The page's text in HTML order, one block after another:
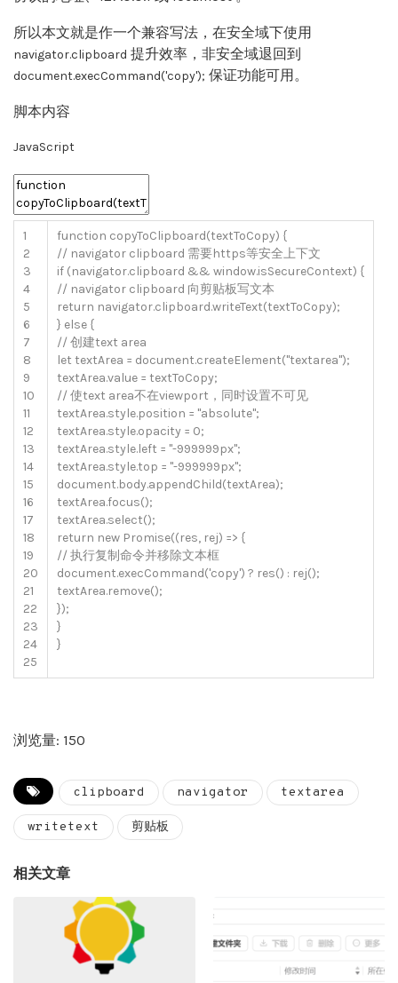
所以本文就是作一个兼容写法，在安全域下使用
navigator.clipboard 提升效率，非安全域退回到
document.execCommand('copy'); 保证功能可用。
脚本内容
JavaScript
1
2
3
4
5
6
7
8
9
10
11
12
13
14
15
16
17
18
19
20
21
22
23
24
25
function copyToClipboard(textToCopy) {
// navigator clipboard 需要https等安全上下文
if (navigator.clipboard && window.isSecureContext) {
// navigator clipboard 向剪贴板写文本
return navigator.clipboard.writeText(textToCopy);
} else {
// 创建text area
let textArea = document.createElement("textarea");
textArea.value = textToCopy;
// 使text area不在viewport，同时设置不可见
textArea.style.position = "absolute";
textArea.style.opacity = 0;
textArea.style.left = "-999999px";
textArea.style.top = "-999999px";
document.body.appendChild(textArea);
textArea.focus();
textArea.select();
return new Promise((res, rej) => {
// 执行复制命令并移除文本框
document.execCommand('copy') ? res() : rej();
textArea.remove();
});
}
}
浏览量: 150
clipboard navigator textarea
writetext 剪贴板
相关文章